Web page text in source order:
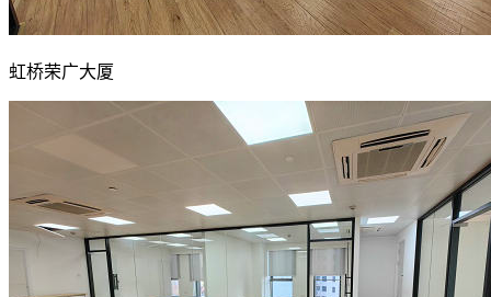
虹桥荣广大厦